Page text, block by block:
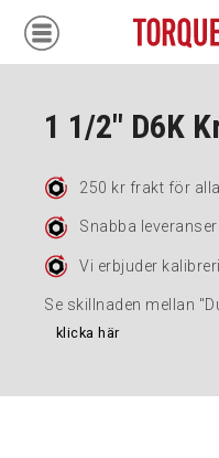
Hydraulik
Mätinstrument
1 1/2" D6K
250 kr frakt för
Snabba leveranser
Vi erbjuder
Se skillnaden mellan
klicka här